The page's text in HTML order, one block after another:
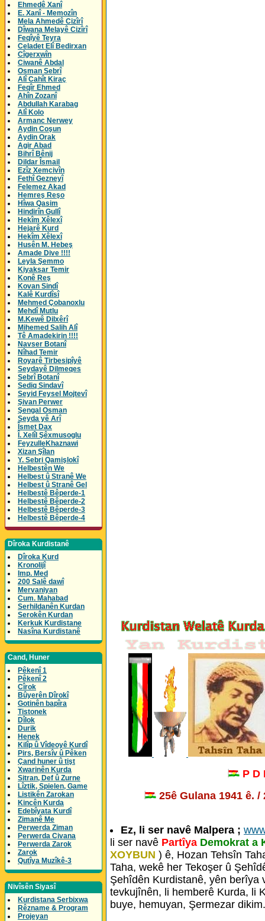
Ehmedê Xanî
E. Xanî - Memozîn
Mela Ahmedê Cizîrî
Dîwana Melayê Cizîrî
Feqîyê Teyra
Celadet Elî Bedirxan
Cîgerxwîn
Ciwanê Abdal
Osman Sebrî
Alî Cahît Kiraç
Feqîr Ehmed
Ahîn Zozanî
Abdullah Karabag
Alî Kolo
Armanc Nerwey
Aydin Coşun
Aydin Orak
Agir Abad
Bihrî Bênij
Dildar Îsmail
Ezîz Xemcivîn
Fethî Gezneyî
Felemez Akad
Hemreş Reşo
Hîwa Qasim
Hindirîn Gullî
Hekîm Xêlexî
Hejarê Kurd
Hekîm Xêlexî
Husên M. Hebeş
Amade Dive !!!!
Leyla Şemmo
Kiyaksar Temir
Konê Reş
Kovan Sindî
Kalê Kurdîsî
Mehmed Çobanoxlu
Mehdî Mutlu
M.Kewê Dilxêrî
Mihemed Salih Alî
Tê Amadekirin !!!!
Navser Botanî
Nîhad Temir
Royarê Tirbesipîyê
Seydayê Dilmeqes
Sebrî Botanî
Sediq Sindavî
Seyid Feysel Mojtevî
Şivan Perwer
Şengal Osman
Seyda yê Arî
Îsmet Dax
Î. Xelîl Şêxmusoglu
FeyzulleKhaznawi
Xizan Şîlan
Y. Sebri Qamişlokî
Helbestên We
Helbest û Stranê We
Helbest û Stranê Gel
Helbestê Bêperde-1
Helbestê Bêperde-2
Helbestê Bêperde-3
Helbestê Bêperde-4
Dîroka Kurdistanê
Dîroka Kurd
Kronolijî
Imp. Med
200 Salê dawî
Mervaniyan
Cum. Mahabad
Serhildanên Kurdan
Serokên Kurdan
Kerkuk Kurdistane
Nasîna Kurdistanê
Cand, Huner
Pêkenî 1
Pêkenî 2
Cîrok
Bûyerên Dîrokî
Gotinên bapîra
Tistonek
Dîlok
Durik
Henek
Kilîp û Vîdeoyê Kurdî
Pirs, Bersîv û Pêken
Çand huner û tişt
Xwarinên Kurda
Sitran, Def û Zurne
Lîztik, Spielen, Game
Listikên Zarokan
Kincên Kurda
Edebîyata Kurdî
Zimanê Me
Perwerda Ziman
Perwerda Civana
Perwerda Zarok
Zarok
Qutîya Muzîkê-3
Nivîsên Siyasî
Kurdistana Serbixwa
Rêzname & Program
Projeyan
P D
25ê Gulana 1941 ê.
Ez, li ser navê Malpera ;
li ser navê Partîya Demokrat a
XOYBUN ) ê, Hozan Tehsîn
Taha, wekê her Tekoşer û
Şehîdên Kurdistanê, yên
tevkujînên, li hemberê Kurda, li
buye, hemuyan, Şermezar